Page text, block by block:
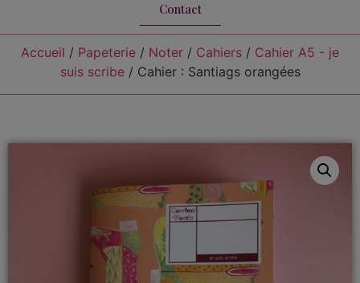
Contact
Accueil / Papeterie / Noter / Cahiers / Cahier A5 - je
suis scribe/ Cahier : Santiags orangées